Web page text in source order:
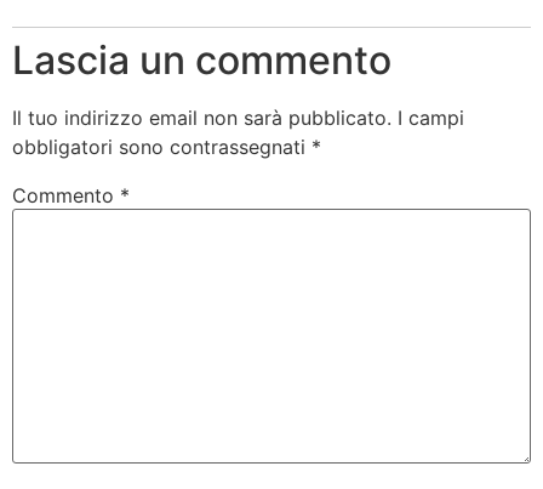
Lascia un commento
Il tuo indirizzo email non sarà pubblicato. I campi
obbligatori sono contrassegnati *
Commento *